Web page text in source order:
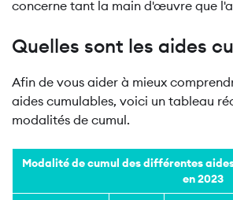
concerne tant la main d'œuvre que
Quelles sont les aides
Afin de vous aider à mieux
aides cumulables, voici un tableau
modalités de cumul.
Modalité de cumul des différentes
en 2023